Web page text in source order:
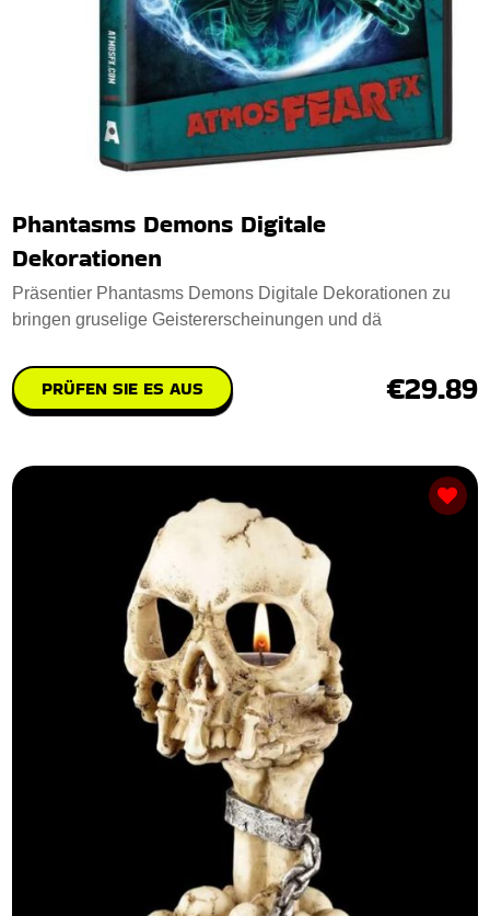
Phantasms Demons Digitale
Dekorationen
Präsentier Phantasms Demons Digitale Dekorationen zu
bringen gruselige Geistererscheinungen und dä
PRÜFEN SIE ES AUS €29.89